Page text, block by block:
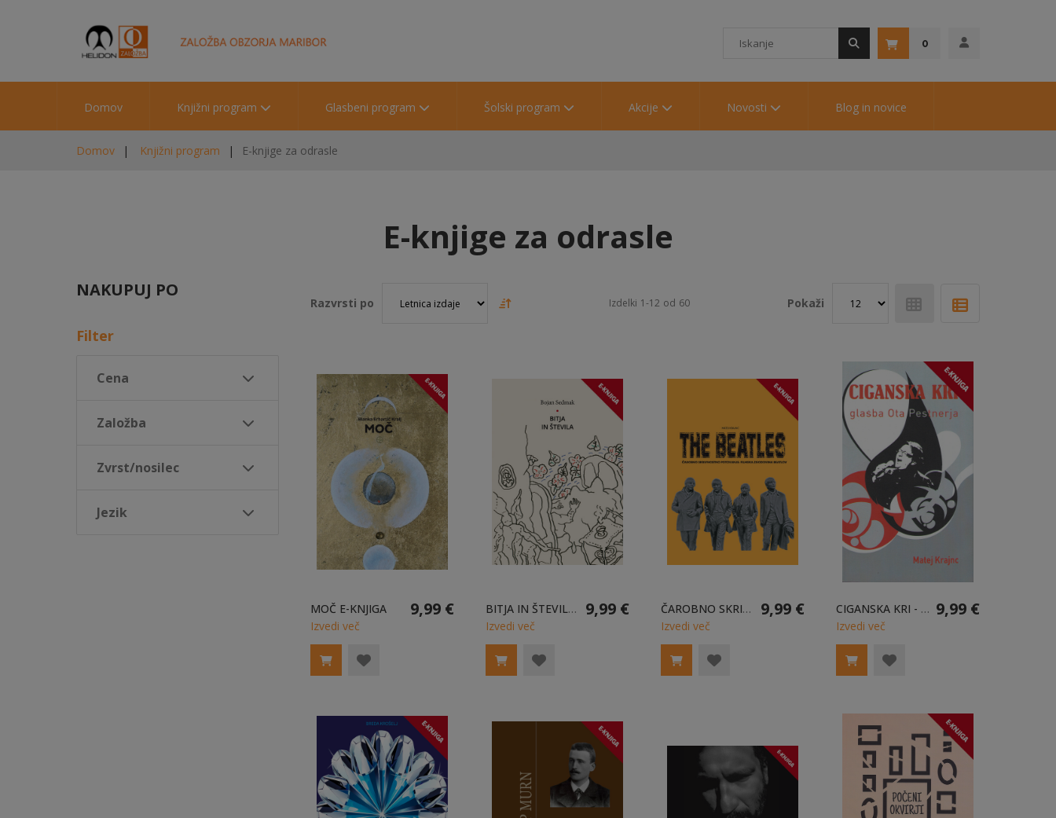
0
Domov Knjižni program Glasbeni program Šolski program Akcije Novosti Blog in novice
Domov Knjižni program E-knjige za odrasle
E-knjige za odrasle
Razvrsti po Izdelki 1-12 od 60 Pokaži
MOČ E-KNJIGA 9,99 €
Izvedi več
BITJA IN ŠTEVILA E-KNJIGA 9,99 €
Izvedi več
ČAROBNO SKRIVNOSTNO POTOVANJE: FILMSKA ZGODOVINA BEATLOV E-KNJIGA 9,99 €
Izvedi več
CIGANSKA KRI - GLASBA OTA PESTNERJA E-KNJIGA 9,99 €
Izvedi več
NAKUPUJ PO
Filter
Cena
Založba
Zvrst/nosilec
Jezik